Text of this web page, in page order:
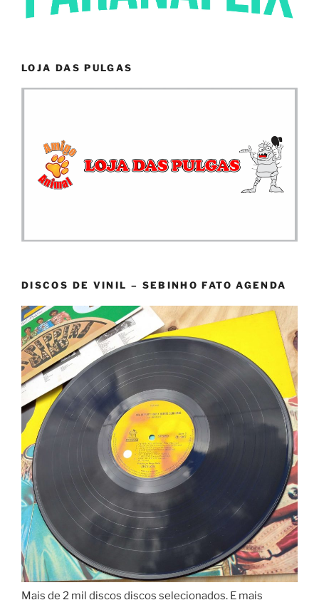
LOJA DAS PULGAS
DISCOS DE VINIL – SEBINHO FATO AGENDA
Mais de 2 mil discos discos selecionados. E mais